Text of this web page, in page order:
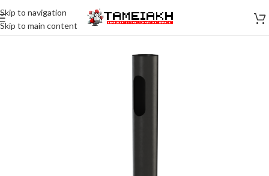
Skip to navigation
Skip to main content